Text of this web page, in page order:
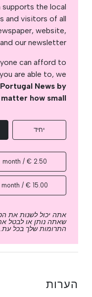
the local
and visitors of all
website,
our newsletter.
can afford to
are able to, we
News by
how small
יחיד
2.50 € / month
15.00 € / month
אתה יכול לשנות את
שאתה נותן או לבטל
התרומות שלך בכל עת.
הערות